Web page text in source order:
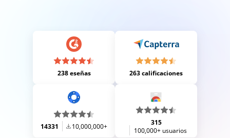
238 eseñas 263 calificaciones
14331 10,000,000+
315
100,000+ usuarios